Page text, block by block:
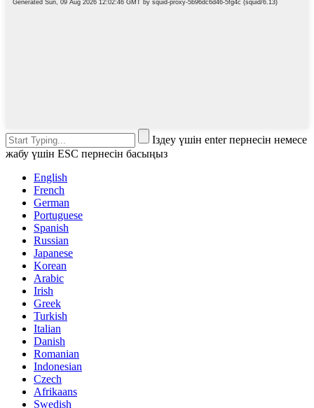
Іздеу үшін enter пернесін немесе
жабу үшін ESC пернесін басыңыз
English
French
German
Portuguese
Spanish
Russian
Japanese
Korean
Arabic
Irish
Greek
Turkish
Italian
Danish
Romanian
Indonesian
Czech
Afrikaans
Swedish